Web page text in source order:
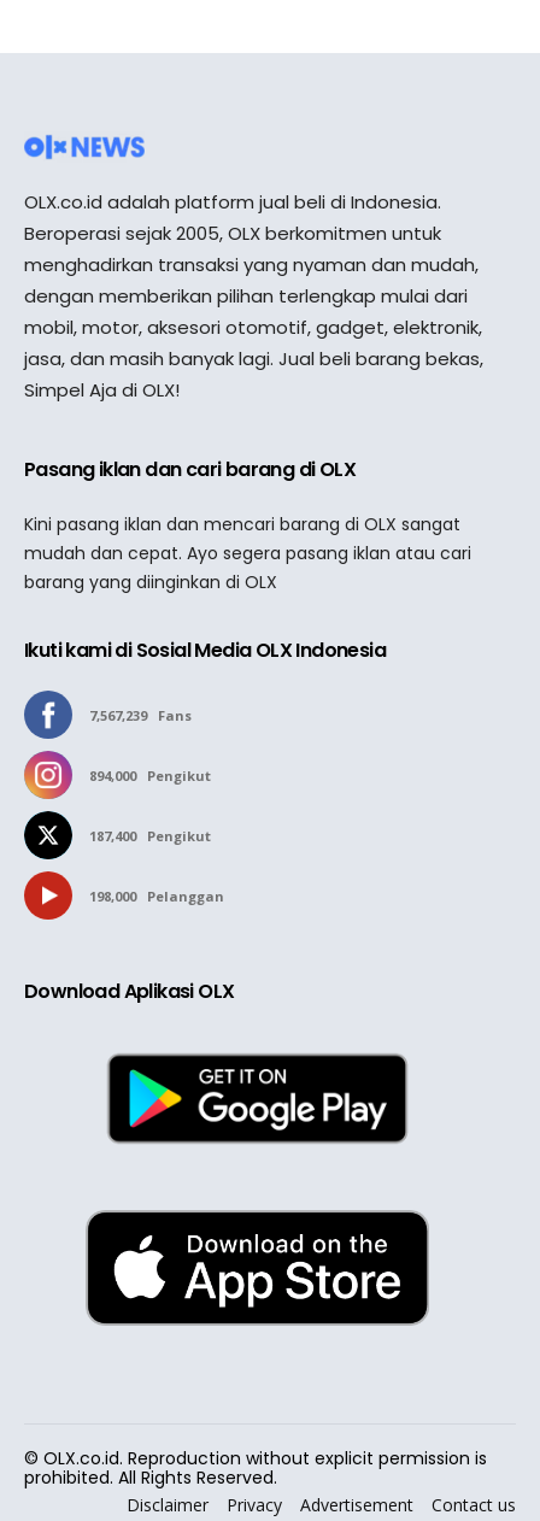
OLX.co.id adalah platform jual beli di Indonesia.
Beroperasi sejak 2005, OLX berkomitmen untuk
menghadirkan transaksi yang nyaman dan mudah,
dengan memberikan pilihan terlengkap mulai dari
mobil, motor, aksesori otomotif, gadget, elektronik,
jasa, dan masih banyak lagi. Jual beli barang bekas,
Simpel Aja di OLX!
Pasang iklan dan cari barang di OLX
Kini pasang iklan dan mencari barang di OLX sangat
mudah dan cepat. Ayo segera pasang iklan atau cari
barang yang diinginkan di OLX
Ikuti kami di Sosial Media OLX Indonesia
7,567,239 Fans
894,000 Pengikut
187,400 Pengikut
198,000 Pelanggan
Download Aplikasi OLX
© OLX.co.id. Reproduction without explicit permission is
prohibited. All Rights Reserved.
Disclaimer Privacy Advertisement Contact us